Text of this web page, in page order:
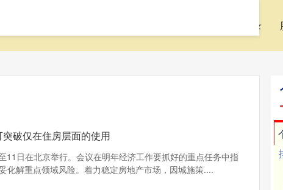
配资中国登录
破仅在住房层面的使用
11日在北京举行。会议在明年经济工作要抓好的重点任务中指
化解重点领域风险。着力稳定房地产市场，因城施策....